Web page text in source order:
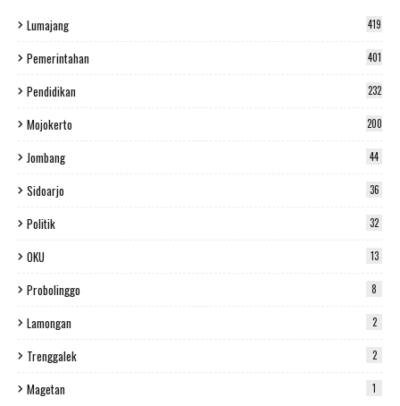
Lumajang 419
Pemerintahan 401
Pendidikan 232
Mojokerto 200
Jombang 44
Sidoarjo 36
Politik 32
OKU 13
Probolinggo 8
Lamongan 2
Trenggalek 2
Magetan 1